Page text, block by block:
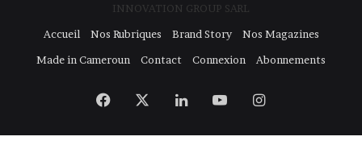
INNOVATION GROUP SARL
Accueil
Nos Rubriques Brand Story
Nos Magazines
Made in Cameroun
Contact Connexion Abonnements
Facebook LinkedinYouTubeInstagram